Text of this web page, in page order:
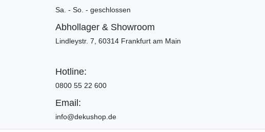
Sa. - So. - geschlossen
Abhollager & Showroom
Lindleystr. 7, 60314 Frankfurt am Main
Hotline:
0800 55 22 600
Email:
info@dekushop.de